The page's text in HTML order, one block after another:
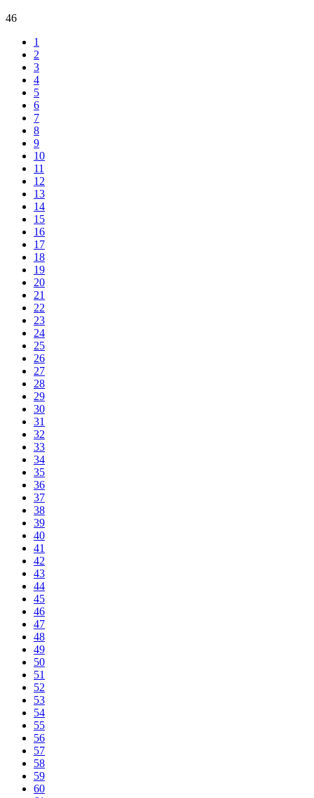
46
1
2
3
4
5
6
7
8
9
10
11
12
13
14
15
16
17
18
19
20
21
22
23
24
25
26
27
28
29
30
31
32
33
34
35
36
37
38
39
40
41
42
43
44
45
46
47
48
49
50
51
52
53
54
55
56
57
58
59
60